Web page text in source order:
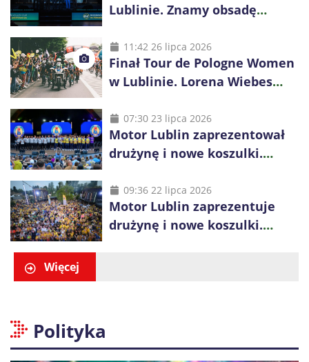
Lublinie. Znamy obsadę
11:42 26 lipca 2026
Finał Tour de Pologne Women
w Lublinie. Lorena Wiebes
07:30 23 lipca 2026
Motor Lublin zaprezentował
drużynę i nowe koszulki.
zespół w sezonie 2026/27
09:36 22 lipca 2026
Motor Lublin zaprezentuje
drużynę i nowe koszulki.
Więcej
Polityka